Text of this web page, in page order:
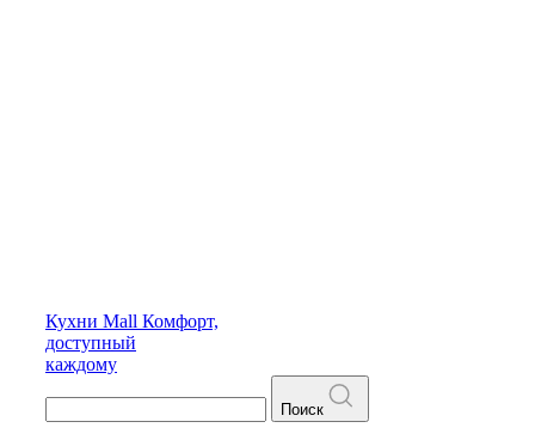
Кухни Mall Комфорт,
доступный
каждому
Поиск